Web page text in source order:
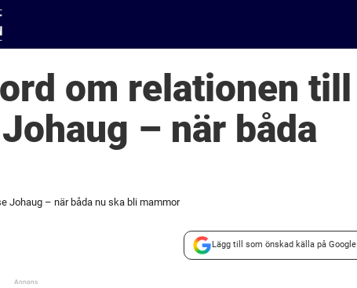
om relationen till
– när båda
Johaug – när båda nu ska bli mammor
Lägg till som önskad källa på Google